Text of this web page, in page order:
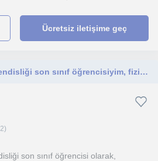
Ücretsiz iletişime geç
Elektrik Elektronik Mühendisliği son sınıf öğrencisiyim, fiziğe daha yakından mühendis gözüyle bakalım
2)
son sınıf öğrencisi olarak,